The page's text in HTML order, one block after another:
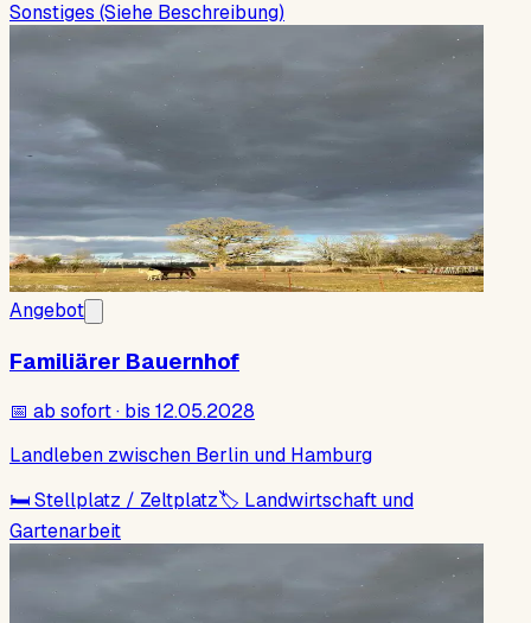
Sonstiges (Siehe Beschreibung)
Angebot
Familiärer Bauernhof
📅 ab sofort · bis 12.05.2028
Landleben zwischen Berlin und Hamburg
🛏Stellplatz / Zeltplatz🏷 Landwirtschaft und
Gartenarbeit